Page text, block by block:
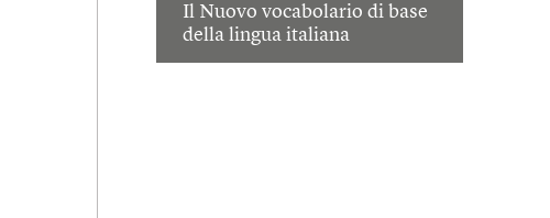
Il Nuovo vocabolario di base
della lingua italiana